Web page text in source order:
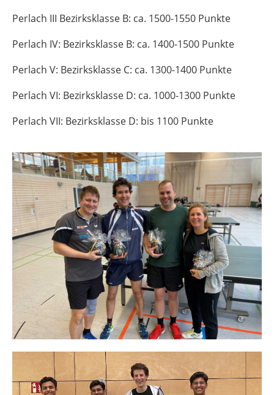
Perlach III Bezirksklasse B: ca. 1500-1550 Punkte
Perlach IV: Bezirksklasse B: ca. 1400-1500 Punkte
Perlach V: Bezirksklasse C: ca. 1300-1400 Punkte
Perlach VI: Bezirksklasse D: ca. 1000-1300 Punkte
Perlach VII: Bezirksklasse D: bis 1100 Punkte